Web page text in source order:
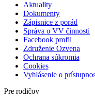
Aktuality
Dokumenty
Zápisnice z porád
Správa o VV činnosti
Facebook profil
Združenie Ozvena
Ochrana súkromia
Cookies
Vyhlásenie o
Pre rodičov